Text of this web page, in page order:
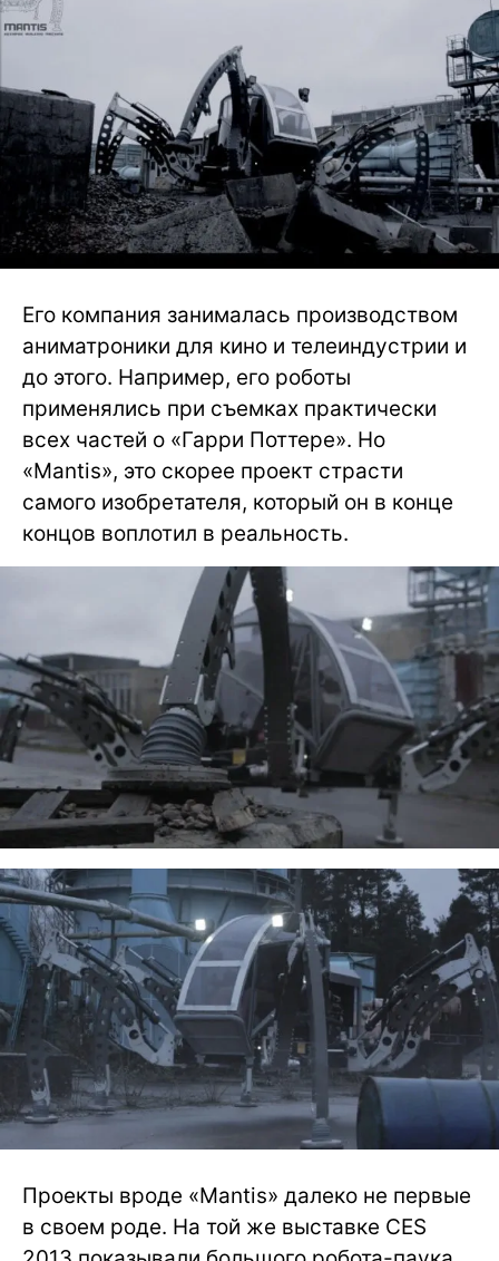
Его компания занималась производством
аниматроники для кино и телеиндустрии и
до этого. Например, его роботы
применялись при съемках практически
всех частей о «Гарри Поттере». Но
«Mantis», это скорее проект страсти
самого изобретателя, который он в конце
концов воплотил в реальность.
Проекты вроде «Mantis» далеко не первые
в своем роде. На той же выставке CES